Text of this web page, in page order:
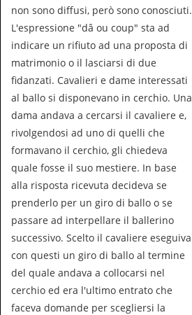
non sono diffusi, però sono conosciuti.
L'espressione "dâ ou coup" sta ad
indicare un rifiuto ad una proposta di
matrimonio o il lasciarsi di due
fidanzati. Cavalieri e dame interessati
al ballo si disponevano in cerchio. Una
dama andava a cercarsi il cavaliere e,
rivolgendosi ad uno di quelli che
formavano il cerchio, gli chiedeva
quale fosse il suo mestiere. In base
alla risposta ricevuta decideva se
prenderlo per un giro di ballo o se
passare ad interpellare il ballerino
successivo. Scelto il cavaliere eseguiva
con questi un giro di ballo al termine
del quale andava a collocarsi nel
cerchio ed era l'ultimo entrato che
faceva domande per scegliersi la